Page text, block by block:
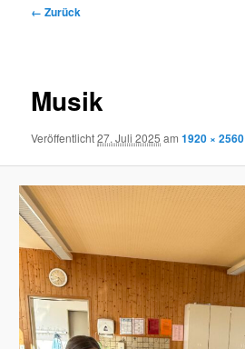
Bilder-
← Zurück
Musik
Veröffentlicht27. Juli 2025 am1920 × 2560